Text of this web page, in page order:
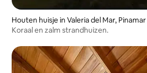
Houten huisje in Valeria del Mar, Pinamar
Koraal en zalm strandhuizen.